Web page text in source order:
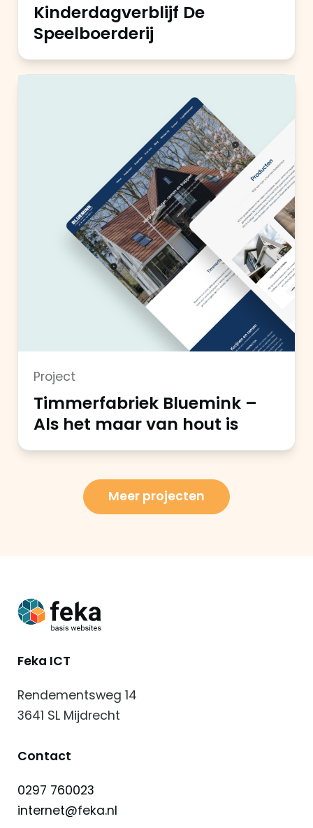
Kinderdagverblijf De
Speelboerderij
Project
Timmerfabriek Bluemink –
Als het maar van hout is
Meer projecten
Support
Feka ICT
Rendementsweg 14
3641 SL Mijdrecht
Contact
0297 760023
internet@feka.nl